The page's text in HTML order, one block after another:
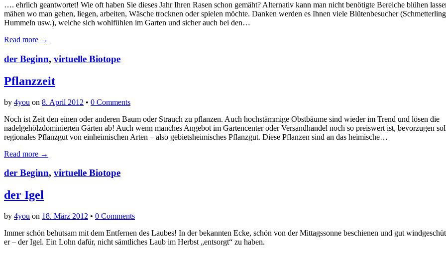
…. ehrlich geantwortet! Wie oft haben Sie dieses Jahr Ihren Rasen schon gemäht? Alternativ kann man nicht benötigte Bereiche blühen
mähen wo man gehen, liegen, arbeiten, Wäsche trocknen oder spielen möchte. Danken werden es Ihnen viele Blütenbesucher
Hummeln usw.), welche sich wohlfühlen im Garten und sicher auch bei den…
Read more →
der Beginn, virtuelle Biotope
Pflanzzeit
by 4you on 8. April 2012 • 0 Comments
Noch ist Zeit den einen oder anderen Baum oder Strauch zu pflanzen. Auch hochstämmige Obstbäume sind wieder im Trend und lösen die
nadelgehölzdominierten Gärten ab! Auch wenn manches Angebot im Gartencenter oder Versandhandel noch so preiswert ist, bevorzugen
regionales Pflanzgut von einheimischen Arten – also gebietsheimisches Pflanzgut. Diese Pflanzen sind an das heimische…
Read more →
der Beginn, virtuelle Biotope
der Igel
by 4you on 18. März 2012 • 0 Comments
Immer schön behutsam mit dem Entfernen des Laubes! In der bekannten Ecke, schön von der Mittagssonne beschienen und gut
er – der Igel. Ein Lohn dafür, nicht sämtliches Laub im Herbst „entsorgt“ zu haben.